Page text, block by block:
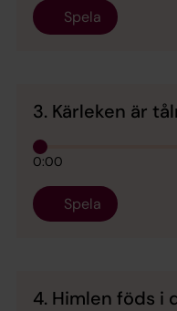
Spela
3. Kärleken är
0:00
Spela
4. Himlen föds i